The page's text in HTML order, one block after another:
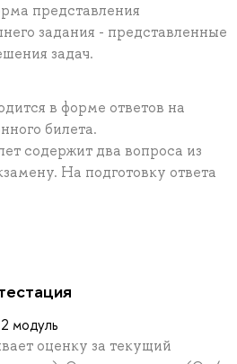
представления
задания - представленные
задач.
в форме ответов на
билета.
содержит два вопроса из
На подготовку ответа
модуль
оценку за текущий